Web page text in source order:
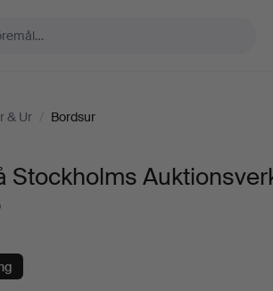
& Ur / Bordsur
Stockholms